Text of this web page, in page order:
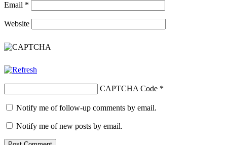
Email *
Website
CAPTCHA Code *
Notify me of follow-up comments by email.
Notify me of new posts by email.